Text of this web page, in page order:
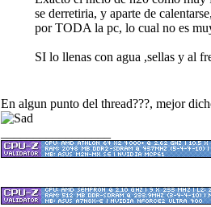
se derretiria, y aparte de
por TODA la pc, lo cual no es
SI lo llenas con agua ,sellas y al
En algun punto del thread???, mejor